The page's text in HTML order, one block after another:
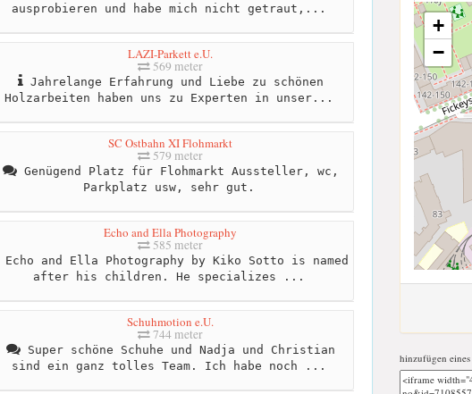
ausprobieren und habe mich nicht getraut,...
LAZI-Parkett e.U.
569 meter
Jahrelange Erfahrung und Liebe zu schönen
Holzarbeiten haben uns zu Experten in unser...
SC Ostbahn XI Flohmarkt
579 meter
Genügend Platz für Flohmarkt Aussteller, wc,
Parkplatz usw, sehr gut.
Echo and Ella Photography
585 meter
Echo and Ella Photography by Kiko Sotto is named
after his children. He specializes ...
Schuhmotion e.U.
744 meter
Super schöne Schuhe und Nadja und Christian
sind ein ganz tolles Team. Ich habe noch ...
+
−
hinzufügen eines